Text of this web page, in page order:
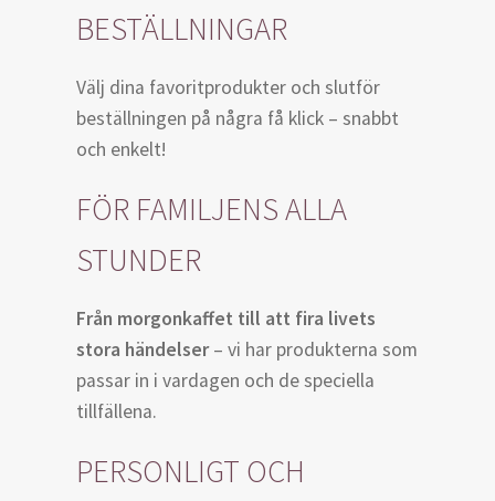
BESTÄLLNINGAR
Välj dina favoritprodukter och slutför
beställningen på några få klick – snabbt
och enkelt!
FÖR FAMILJENS ALLA
STUNDER
Från morgonkaffet till att fira livets
stora händelser– vi har produkterna som
passar in i vardagen och de speciella
tillfällena.
PERSONLIGT OCH